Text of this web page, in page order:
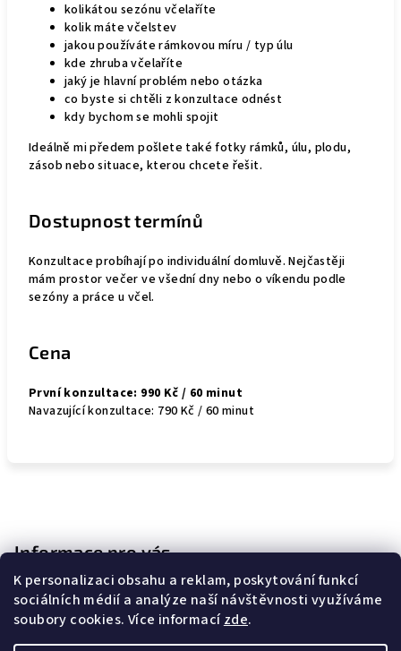
K personalizaci obsahu a reklam, poskytování funkcí
sociálních médií a analýze naší návštěvnosti využíváme
soubory cookies. Více informacízde.
kolikátou sezónu včelaříte
kolik máte včelstev
jakou používáte rámkovou míru / typ úlu
kde zhruba včelaříte
jaký je hlavní problém nebo otázka
co byste si chtěli z konzultace odnést
kdy bychom se mohli spojit
Ideálně mi předem pošlete také fotky rámků, úlu, plodu,
zásob nebo situace, kterou chcete řešit.
Dostupnost termínů
Konzultace probíhají po individuální domluvě. Nejčastěji
mám prostor večer ve všední dny nebo o víkendu podle
sezóny a práce u včel.
Cena
První konzultace: 990 Kč / 60 minut
Navazující konzultace: 790 Kč / 60 minut
pInformace pro vás
Kontakty
Obchodní podmínky